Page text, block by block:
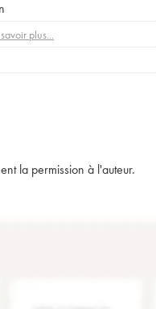
plus...
la permission à l'auteur.